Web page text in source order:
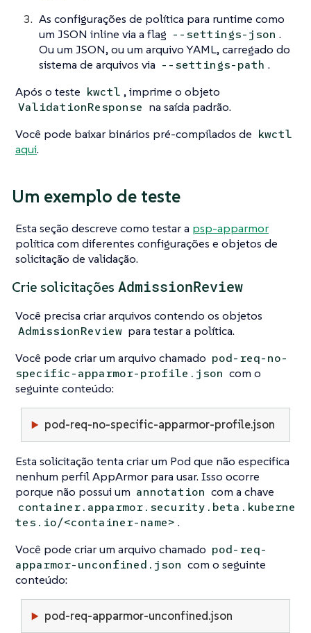
As configurações de política para runtime como
um JSON inline via a flag --settings-json .
Ou um JSON, ou um arquivo YAML, carregado do
sistema de arquivos via --settings-path .
Após o teste kwctl , imprime o objeto
ValidationResponse na saída padrão.
Você pode baixar binários pré-compilados de kwctl
aqui.
Um exemplo de teste
Esta seção descreve como testar a psp-apparmor
política com diferentes configurações e objetos de
solicitação de validação.
Crie solicitações AdmissionReview
Você precisa criar arquivos contendo os objetos
AdmissionReview para testar a política.
Você pode criar um arquivo chamado pod-req-no-
specific-apparmor-profile.json com o
seguinte conteúdo:
pod-req-no-specific-apparmor-profile.json
Esta solicitação tenta criar um Pod que não especifica
nenhum perfil AppArmor para usar. Isso ocorre
porque não possui um annotation com a chave
container.apparmor.security.beta.kuberne
tes.io/<container-name> .
Você pode criar um arquivo chamado pod-req-
apparmor-unconfined.json com o seguinte
conteúdo:
pod-req-apparmor-unconfined.json